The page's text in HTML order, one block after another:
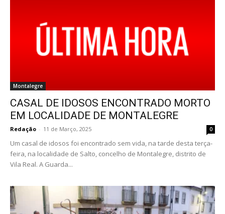
Montalegre
CASAL DE IDOSOS ENCONTRADO MORTO
EM LOCALIDADE DE MONTALEGRE
Redação - 11 de Março, 2025 0
Um casal de idosos foi encontrado sem vida, na tarde desta terça-
feira, na localidade de Salto, concelho de Montalegre, distrito de
Vila Real. A Guarda...